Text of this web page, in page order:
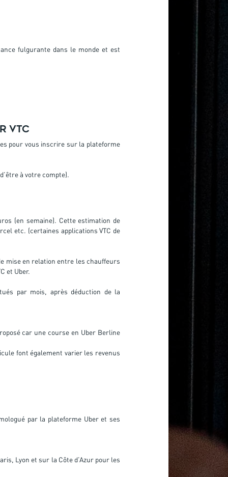
fulgurante dans le monde et est
pour vous inscrire sur la plateforme
à votre compte).
(en semaine). Cette estimation de
etc. (certaines applications VTC de
mise en relation entre les chauffeurs
et Uber.
par mois, après déduction de la
car une course en Uber Berline
font également varier les revenus
par la plateforme Uber et ses
Lyon et sur la Côte d’Azur pour les